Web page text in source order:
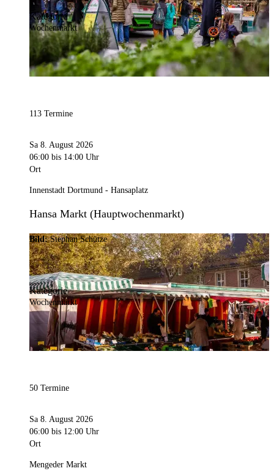
Kategorie
Wochenmarkt
113 Termine
Sa 8. August 2026
06:00 bis 14:00 Uhr
Ort
Innenstadt Dortmund - Hansaplatz
Hansa Markt (Hauptwochenmarkt)
Bild:Stephan Schütze
Kategorie
Wochenmarkt
50 Termine
Sa 8. August 2026
06:00 bis 12:00 Uhr
Ort
Mengeder Markt